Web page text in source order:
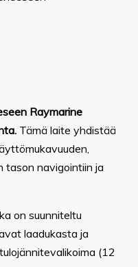
Raymarine
Tämä laite yhdistää
tason navigointiin ja
on suunniteltu
laadukasta ja
(12